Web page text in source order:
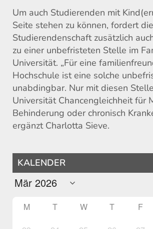
Um auch Studierenden mit
Seite stehen zu können, fordert die
Studierendenschaft zusätzlich
zu einer unbefristeten Stelle im
Universität. „Für eine
Hochschule ist eine solche
unabdingbar. Nur mit diesen
Universität Chancengleichheit für
Behinderung oder chronisch
ergänzt Charlotta Sieve.
KALENDER
M T W T F